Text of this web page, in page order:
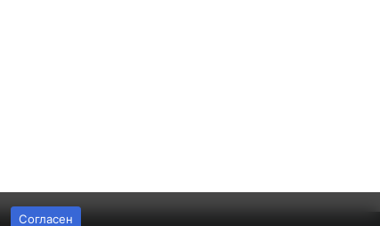
Согласен